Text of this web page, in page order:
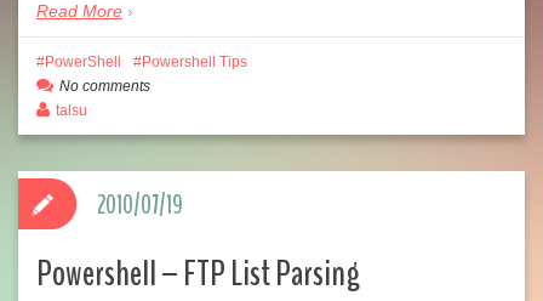
Read More
PowerShell
Powershell Tips
No comments
talsu
Powershell – FTP List Parsing
2010/07/19